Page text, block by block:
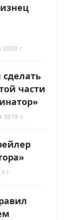
2020 г.
части
2019 г.
г.